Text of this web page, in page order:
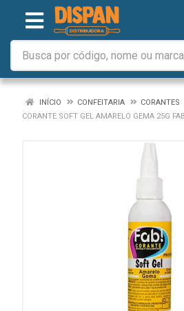
INÍCIO CONFEITARIA
CORANTES
CORANTE SOFT GEL AMARELO GEMA 25G FAB